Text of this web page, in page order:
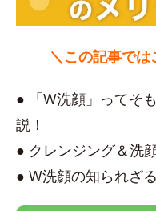
＼この記事で
● 「W洗顔」ってそ
説！
● クレンジング＆洗
● W洗顔の知られざ